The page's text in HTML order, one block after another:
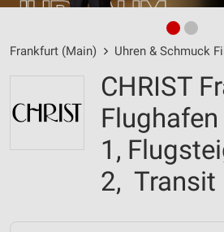
Frankfurt (Main) Uhren & Schmuck
CHRIST
1,
2, Transit